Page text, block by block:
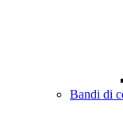
Bandi di